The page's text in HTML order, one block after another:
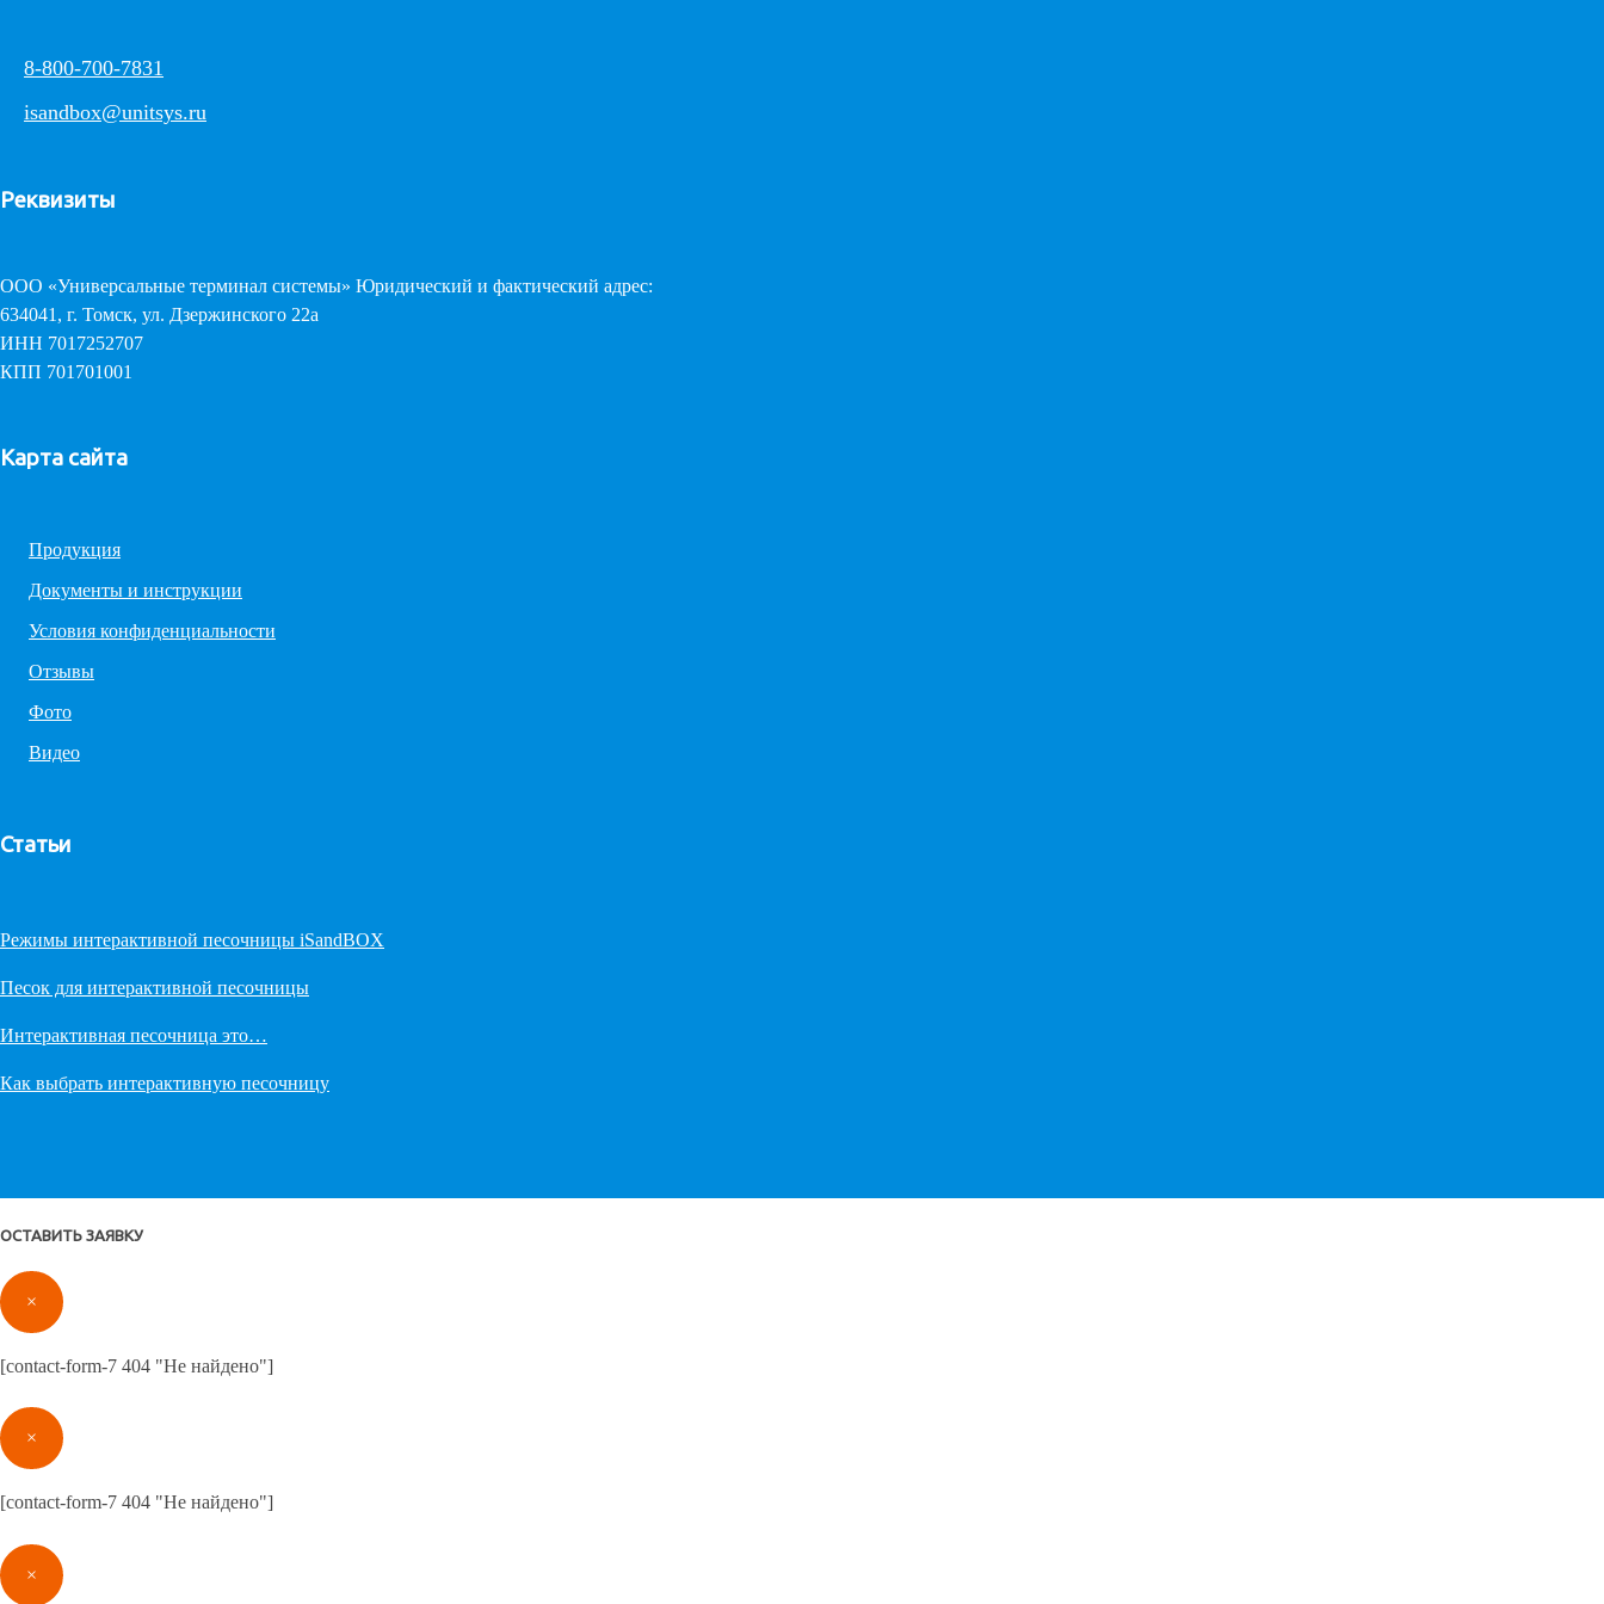
8-800-700-7831
isandbox@unitsys.ru
Реквизиты
ООО «Универсальные терминал системы» Юридический и фактический адрес:
634041, г. Томск, ул. Дзержинского 22а
ИНН 7017252707
КПП 701701001
Карта сайта
Продукция
Документы и инструкции
Условия конфиденциальности
Отзывы
Фото
Видео
Статьи
Режимы интерактивной песочницы iSandBOX
Песок для интерактивной песочницы
Интерактивная песочница это…
Как выбрать интерактивную песочницу
ОСТАВИТЬ ЗАЯВКУ
×
[contact-form-7 404 "Не найдено"]
×
[contact-form-7 404 "Не найдено"]
×